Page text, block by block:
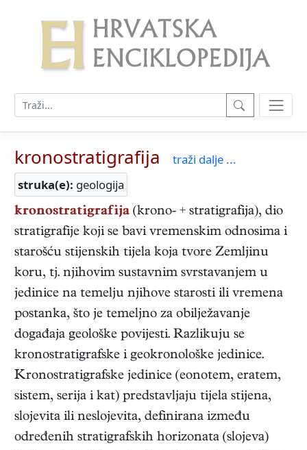
kronostratigrafija
traži dalje ...
struka(e): geologija
kronostratigrafija (krono- + stratigrafija), dio
stratigrafije koji se bavi vremenskim odnosima i
starošću stijenskih tijela koja tvore Zemljinu
koru, tj. njihovim sustavnim svrstavanjem u
jedinice na temelju njihove starosti ili vremena
postanka, što je temeljno za obilježavanje
događaja geološke povijesti. Razlikuju se
kronostratigrafske i geokronološke jedinice.
Kronostratigrafske jedinice (eonotem, eratem,
sistem, serija i kat) predstavljaju tijela stijena,
slojevita ili neslojevita, definirana između
određenih stratigrafskih horizonata (slojeva)